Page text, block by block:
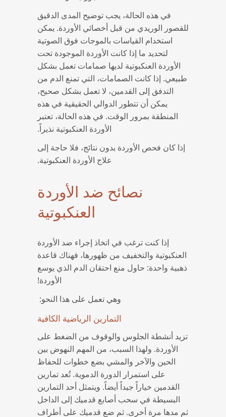
في هذه الحالة، يجب توضيح المدى الدقيق
للقصور الوريدي من قبل أخصائي الأوردة. يمكن
استخدام القياسات بالموجات فوق الصوتية
لتحديد ما إذا كانت الأوردة الموجودة تحت
الأوردة العنكبوتية لديها صمامات تعمل بشكل
طبيعي. إذا كانت الصمامات، التي تمنع الدم من
التدفق إلى القدمين، لا تعمل بشكل صحيح،
يمكن أن تتطور الدوالي الحقيقية في هذه
المنطقة بمرور الوقت. في هذه الحالة، تعتبر
الأوردة العنكبوتية نذيراً.
إذا كان فحص الأوردة بدون نتائج، فلا حاجة إلى
علاج الأوردة العنكبوتية.
نصائح ضد الأوردة
العنكبوتية
إذا كنت ترغب في اتخاذ إجراء ضد الأوردة
العنكبوتية والتخفيف من ظهورها، فهناك قاعدة
ذهبية واحدة: حاول منع احتقان الدم الذي يوسع
الأوردة!
وهي تعمل على هذا النحو:
التمارين الرياضية الكافية
تزيد أنشطة الجلوس والوقوف من الضغط على
الأوردة. ولهذا السبب، من المهم النهوض بين
الحين والآخر والمشي بضع خطوات للحفاظ
على استمرار الدورة الدموية. تُعد تمارين
القدمين خياراً جيداً أيضاً. ويتمثل أحد التمارين
البسيطة في سحب أصابع قدميك إلى الداخل
ثم مدها مرة أخرى. ثم ضع قدميك على أطراف